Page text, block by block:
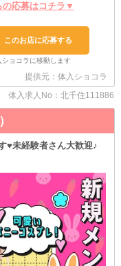
っていますよ♥
無理に飲酒する必要は
ーするので安心してく
てみませんか？
お店との相性をじっく
だいて構いませんよ♥
の応募はコチラ▼
このお店に応募する
提供元：体入ショコラ
体入求人No：北千住111886
♥未経験者さん大歓迎♪